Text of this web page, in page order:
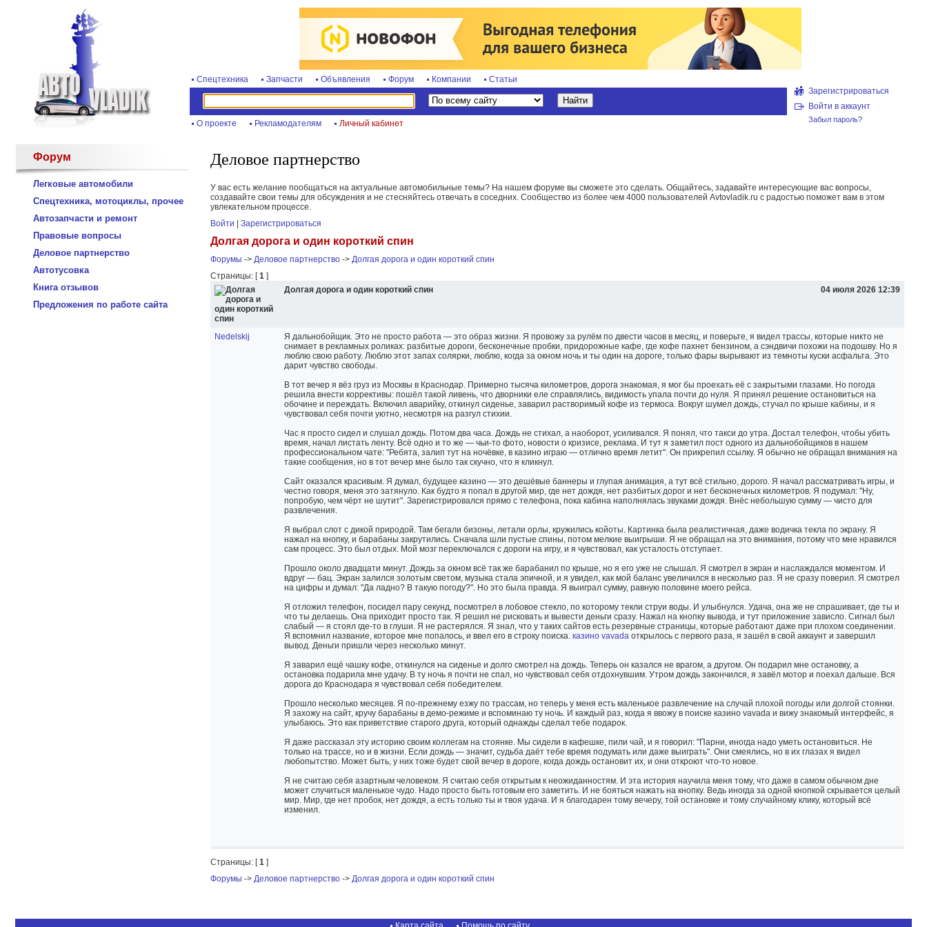
Спецтехника Запчасти Объявления Форум Компании Статьи
О проекте Рекламодателям Личный кабинет
Зарегистрироваться
Войти в аккаунт
Забыл пароль?
Форум
Легковые автомобили
Спецтехника, мотоциклы, прочее
Автозапчасти и ремонт
Правовые вопросы
Деловое партнерство
Автотусовка
Книга отзывов
Предложения по работе сайта
Деловое партнерство
У вас есть желание пообщаться на актуальные автомобильные темы? На нашем форуме вы сможете это сделать. Общайтесь, задавайте интересующие вас вопросы,
создавайте свои темы для обсуждения и не стесняйтесь отвечать в соседних. Сообщество из более чем 4000 пользователей Avtovladik.ru с радостью поможет вам в этом
увлекательном процессе.
Войти
Зарегистрироваться
Долгая дорога и один короткий спин
Форумы -> Деловое партнерство -> Долгая дорога и один короткий спин
Страницы: [1 ]
Долгая дорога и один короткий спин
04 июля 2026 12:39
Nedelskij
Я дальнобойщик. Это не просто работа — это образ жизни. Я провожу за рулём по двести часов в месяц, и поверьте, я видел трассы, которые никто не
снимает в рекламных роликах: разбитые дороги, бесконечные пробки, придорожные кафе, где кофе пахнет бензином, а сэндвичи похожи на подошву. Но я
люблю свою работу. Люблю этот запах солярки, люблю, когда за окном ночь и ты один на дороге, только фары вырывают из темноты куски асфальта. Это
дарит чувство свободы.
В тот вечер я вёз груз из Москвы в Краснодар. Примерно тысяча километров, дорога знакомая, я мог бы проехать её с закрытыми глазами. Но погода
решила внести коррективы: пошёл такой ливень, что дворники еле справлялись, видимость упала почти до нуля. Я принял решение остановиться на
обочине и переждать. Включил аварийку, откинул сиденье, заварил растворимый кофе из термоса. Вокруг шумел дождь, стучал по крыше кабины, и я
чувствовал себя почти уютно, несмотря на разгул стихии.
Час я просто сидел и слушал дождь. Потом два часа. Дождь не стихал, а наоборот, усиливался. Я понял, что такси до утра. Достал телефон, чтобы убить
время, начал листать ленту. Всё одно и то же — чьи-то фото, новости о кризисе, реклама. И тут я заметил пост одного из дальнобойщиков в нашем
профессиональном чате: "Ребята, залип тут на ночёвке, в казино играю — отлично время летит". Он прикрепил ссылку. Я обычно не обращал внимания на
такие сообщения, но в тот вечер мне было так скучно, что я кликнул.
Сайт оказался красивым. Я думал, будущее казино — это дешёвые баннеры и глупая анимация, а тут всё стильно, дорого. Я начал рассматривать игры, и
честно говоря, меня это затянуло. Как будто я попал в другой мир, где нет дождя, нет разбитых дорог и нет бесконечных километров. Я подумал: "Ну,
попробую, чем чёрт не шутит". Зарегистрировался прямо с телефона, пока кабина наполнялась звуками дождя. Внёс небольшую сумму — чисто для
развлечения.
Я выбрал слот с дикой природой. Там бегали бизоны, летали орлы, кружились койоты. Картинка была реалистичная, даже водичка текла по экрану. Я
нажал на кнопку, и барабаны закрутились. Сначала шли пустые спины, потом мелкие выигрыши. Я не обращал на это внимания, потому что мне нравился
сам процесс. Это был отдых. Мой мозг переключался с дороги на игру, и я чувствовал, как усталость отступает.
Прошло около двадцати минут. Дождь за окном всё так же барабанил по крыше, но я его уже не слышал. Я смотрел в экран и наслаждался моментом. И
вдруг — бац. Экран залился золотым светом, музыка стала эпичной, и я увидел, как мой баланс увеличился в несколько раз. Я не сразу поверил. Я смотрел
на цифры и думал: "Да ладно? В такую погоду?". Но это была правда. Я выиграл сумму, равную половине моего рейса.
Я отложил телефон, посидел пару секунд, посмотрел в лобовое стекло, по которому текли струи воды. И улыбнулся. Удача, она же не спрашивает, где ты и
что ты делаешь. Она приходит просто так. Я решил не рисковать и вывести деньги сразу. Нажал на кнопку вывода, и тут приложение зависло. Сигнал был
слабый — я стоял где-то в глуши. Я не растерялся. Я знал, что у таких сайтов есть резервные страницы, которые работают даже при плохом соединении.
Я вспомнил название, которое мне попалось, и ввел его в строку поиска. казино vavada открылось с первого раза, я зашёл в свой аккаунт и завершил
вывод. Деньги пришли через несколько минут.
Я заварил ещё чашку кофе, откинулся на сиденье и долго смотрел на дождь. Теперь он казался не врагом, а другом. Он подарил мне остановку, а
остановка подарила мне удачу. В ту ночь я почти не спал, но чувствовал себя отдохнувшим. Утром дождь закончился, я завёл мотор и поехал дальше. Вся
дорога до Краснодара я чувствовал себя победителем.
Прошло несколько месяцев. Я по-прежнему езжу по трассам, но теперь у меня есть маленькое развлечение на случай плохой погоды или долгой стоянки.
Я захожу на сайт, кручу барабаны в демо-режиме и вспоминаю ту ночь. И каждый раз, когда я ввожу в поиске казино vavada и вижу знакомый интерфейс, я
улыбаюсь. Это как приветствие старого друга, который однажды сделал тебе подарок.
Я даже рассказал эту историю своим коллегам на стоянке. Мы сидели в кафешке, пили чай, и я говорил: "Парни, иногда надо уметь остановиться. Не
только на трассе, но и в жизни. Если дождь — значит, судьба даёт тебе время подумать или даже выиграть". Они смеялись, но в их глазах я видел
любопытство. Может быть, у них тоже будет свой вечер в дороге, когда дождь остановит их, и они откроют что-то новое.
Я не считаю себя азартным человеком. Я считаю себя открытым к неожиданностям. И эта история научила меня тому, что даже в самом обычном дне
может случиться маленькое чудо. Надо просто быть готовым его заметить. И не бояться нажать на кнопку. Ведь иногда за одной кнопкой скрывается целый
мир. Мир, где нет пробок, нет дождя, а есть только ты и твоя удача. И я благодарен тому вечеру, той остановке и тому случайному клику, который всё
изменил.
Страницы: [1 ]
Форумы -> Деловое партнерство -> Долгая дорога и один короткий спин